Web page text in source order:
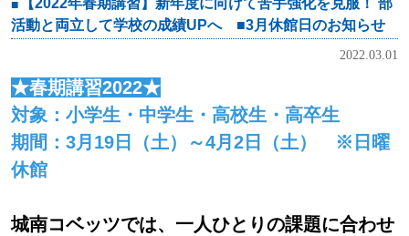
【2022年春期講習】新年度に向けて苦手強化を克服！ 部
活動と両立して学校の成績UPへ ■3月休館日のお知らせ
2022.03.01
★春期講習2022★
対象：小学生・中学生・高校生・高卒生
期間：3月19日（土）～4月2日（土） ※日曜
休館
城南コベッツでは、一人ひとりの課題に合わせ